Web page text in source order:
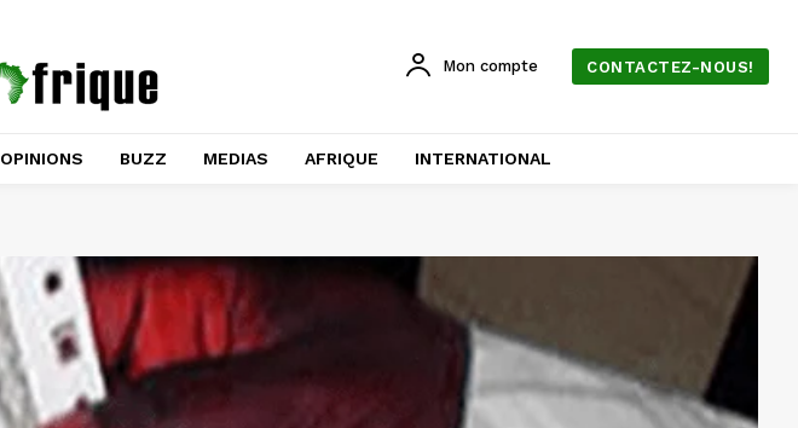
Mon compte CONTACTEZ-NOUS!
OPINIONS BUZZ MEDIAS AFRIQUE INTERNATIONAL